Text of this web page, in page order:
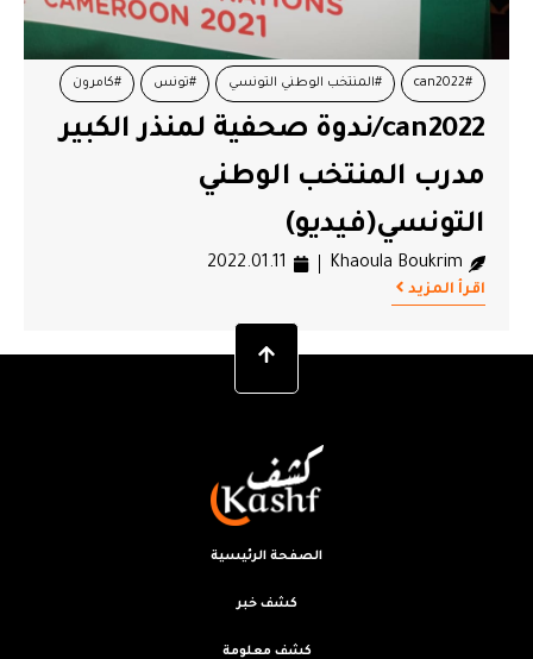
#can2022 #المنتخب الوطني التونسي #تونس #كامرون
can2022/ندوة صحفية لمنذر الكبير
مدرب المنتخب الوطني
التونسي(فيديو)
Khaoula Boukrim
2022.01.11
اقرأ المزيد
الصفحة الرئيسية
كشف خبر
كشف معلومة